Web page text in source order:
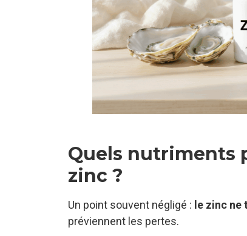
Quels nutriments
zinc ?
Un point souvent négligé : le zinc ne
préviennent les pertes.